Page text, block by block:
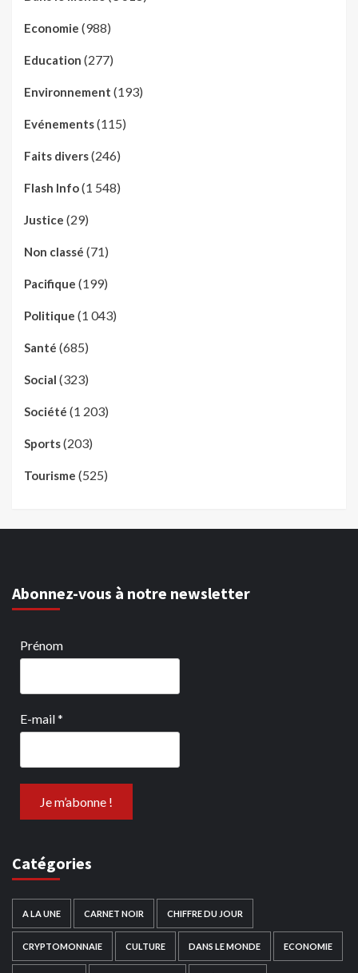
Economie (988)
Education (277)
Environnement (193)
Evénements(115)
Faits divers(246)
Flash Info(1 548)
Justice (29)
Non classé (71)
Pacifique (199)
Politique (1 043)
Santé (685)
Social (323)
Société (1 203)
Sports(203)
Tourisme (525)
Abonnez-vous à notre newsletter
Prénom
E-mail*
Catégories
A LA UNE CARNET NOIR CHIFFRE DU JOUR
CRYPTOMONNAIE CULTURE DANS LE MONDE ECONOMIE